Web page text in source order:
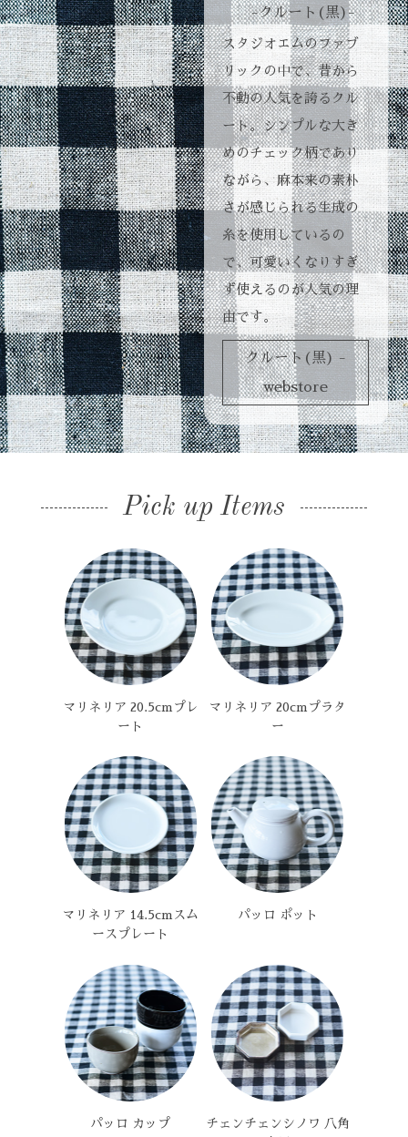
-クルート(黒)-
スタジオエムのファブ
リックの中で、昔から
不動の人気を誇るクル
ート。シンプルな大き
めのチェック柄であり
ながら、麻本来の素朴
さが感じられる生成の
糸を使用しているの
で、可愛いくなりすぎ
ず使えるのが人気の理
由です。
クルート(黒) -
webstore
Pick up Items
マリネリア 20.5cmプレ
ート
マリネリア 20cmプラタ
ー
マリネリア 14.5cmスム
ースプレート
パッロ ポット
パッロ カップ
チェンチェンシノワ 八角